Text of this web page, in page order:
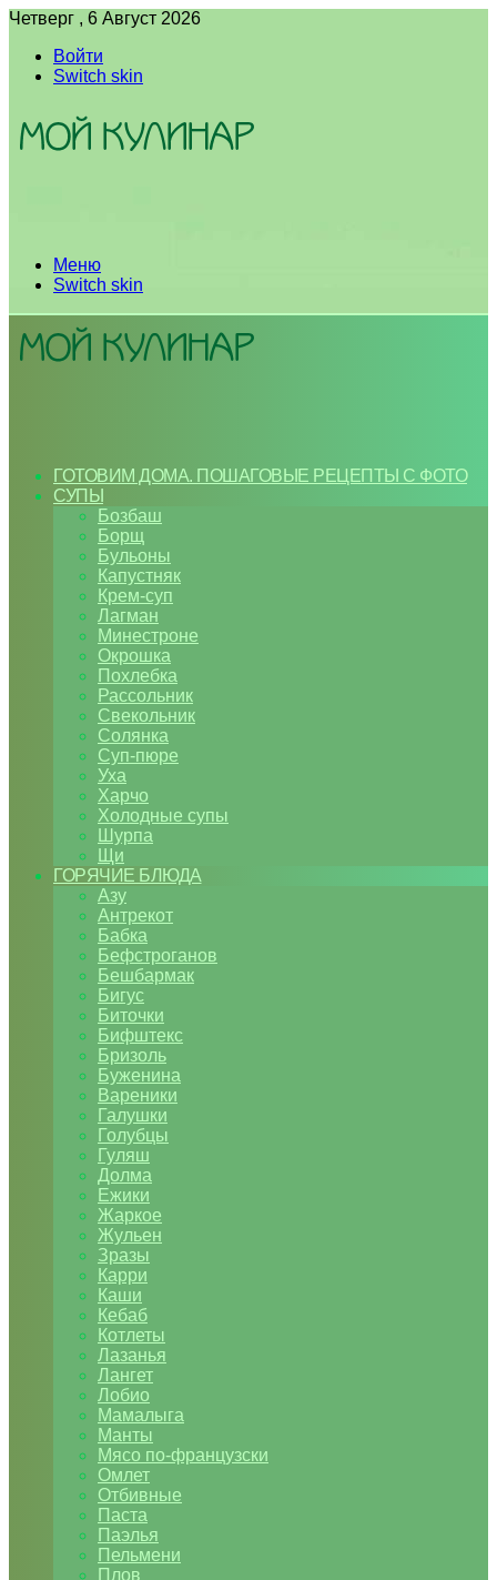
Четверг , 6 Август 2026
Войти
Switch skin
Меню
Switch skin
ГОТОВИМ ДОМА. ПОШАГОВЫЕ РЕЦЕПТЫ С ФОТО
СУПЫ
Бозбаш
Борщ
Бульоны
Капустняк
Крем-суп
Лагман
Минестроне
Окрошка
Похлебка
Рассольник
Свекольник
Солянка
Суп-пюре
Уха
Харчо
Холодные супы
Шурпа
Щи
ГОРЯЧИЕ БЛЮДА
Азу
Антрекот
Бабка
Бефстроганов
Бешбармак
Бигус
Биточки
Бифштекс
Бризоль
Буженина
Вареники
Галушки
Голубцы
Гуляш
Долма
Ежики
Жаркое
Жульен
Зразы
Карри
Каши
Кебаб
Котлеты
Лазанья
Лангет
Лобио
Мамалыга
Манты
Мясо по-французски
Омлет
Отбивные
Паста
Паэлья
Пельмени
Плов